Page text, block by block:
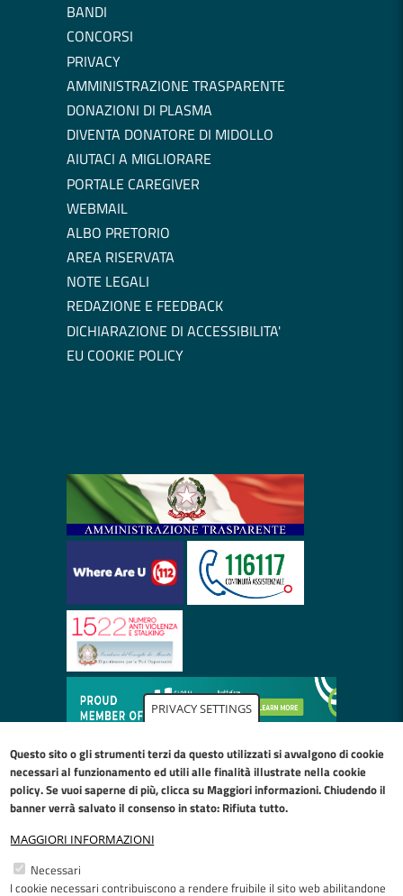
PRIVACY SETTINGS
Questo sito o gli strumenti terzi da questo utilizzati si avvalgono di cookie
necessari al funzionamento ed utili alle finalità illustrate nellacookie
policy. Se vuoi saperne di più, clicca su Maggiori informazioni. Chiudendo il
banner verrà salvato il consenso in stato: Rifiuta tutto.
MAGGIORI INFORMAZIONI
Necessari
I cookie necessari contribuiscono a rendere fruibile il sito web abilitandone
BANDI
CONCORSI
PRIVACY
AMMINISTRAZIONE TRASPARENTE
DONAZIONI DI PLASMA
DIVENTA DONATORE DI MIDOLLO
AIUTACI A MIGLIORARE
PORTALE CAREGIVER
WEBMAIL
ALBO PRETORIO
AREA RISERVATA
NOTE LEGALI
REDAZIONE E FEEDBACK
DICHIARAZIONE DI ACCESSIBILITA'
EU COOKIE POLICY
Restiamo in contatto